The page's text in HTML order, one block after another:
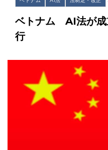
ベトナム AI法が
行